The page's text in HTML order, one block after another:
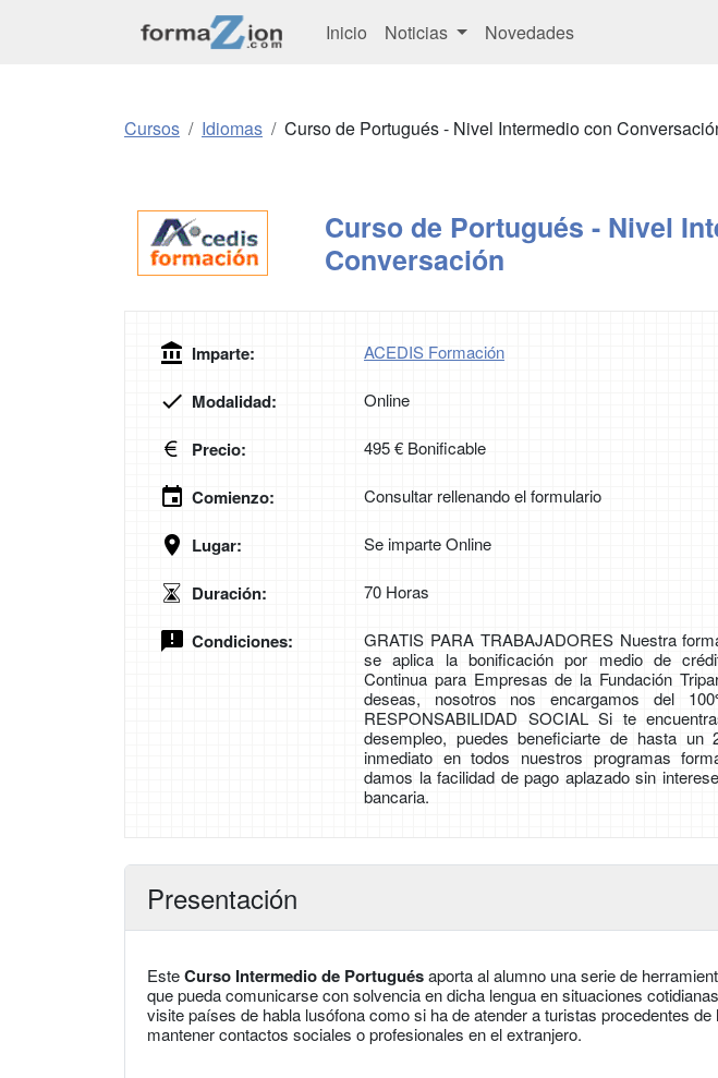
Inicio Noticias Novedades
Cursos Idiomas Curso de Portugués - Nivel Intermedio con
Curso de Portugués - Nivel
Conversación
Imparte: ACEDIS Formación
Modalidad: Online
Precio: 495 € Bonificable
Comienzo: Consultar rellenando el formulario
Lugar: Se imparte Online
Duración: 70 Horas
Condiciones:
GRATIS PARA TRABAJADORES Nuestra
se aplica la bonificación por medio de
Continua para Empresas de la Fundación
deseas, nosotros nos encargamos del
RESPONSABILIDAD SOCIAL Si te
desempleo, puedes beneficiarte de hasta un
inmediato en todos nuestros programas
damos la facilidad de pago aplazado sin
bancaria.
Presentación
EsteCurso Intermedio de Portuguésaporta al alumno una serie de
que pueda comunicarse con solvencia en dicha lengua en situaciones
visite países de habla lusófona como si ha de atender a turistas procedentes
mantener contactos sociales o profesionales en el extranjero.